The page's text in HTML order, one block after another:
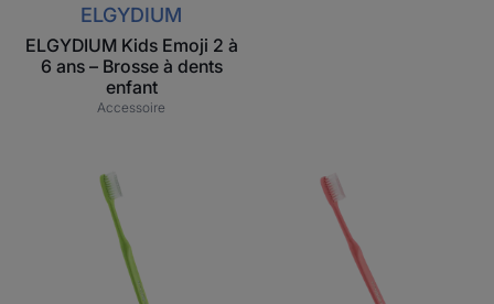
ELGYDIUM
ELGYDIUM Kids Emoji 2 à
6 ans – Brosse à dents
enfant
Accessoire
de
qualité,
25/100
brosse
à